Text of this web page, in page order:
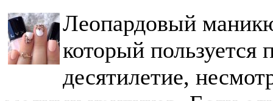
Леопардовый
который пользуется
десятилетие,